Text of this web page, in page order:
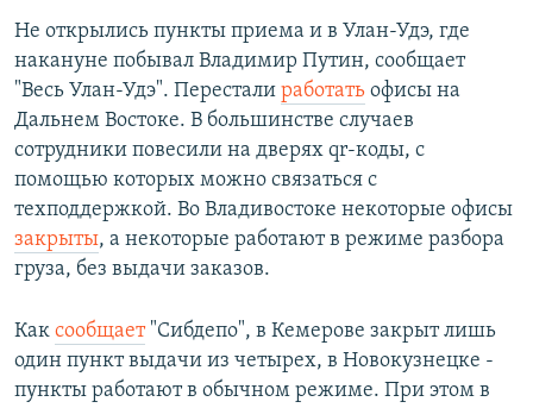
Не открылись пункты приема и в Улан-Удэ, где
накануне побывал Владимир Путин, сообщает
"Весь Улан-Удэ". Перестали работать офисы на
Дальнем Востоке. В большинстве случаев
сотрудники повесили на дверях qr-коды, с
помощью которых можно связаться с
техподдержкой. Во Владивостоке некоторые офисы
закрыты, а некоторые работают в режиме разбора
груза, без выдачи заказов.
Как сообщает"Сибдепо", в Кемерове закрыт лишь
один пункт выдачи из четырех, в Новокузнецке -
пункты работают в обычном режиме. При этом в